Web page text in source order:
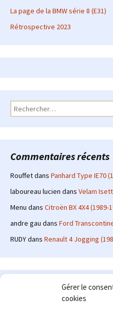
Gérer le
cookies
La page de la BMW série 8 (E31)
Rétrospective 2023
Rechercher :
Commentaires récents
Rouffetdans Panhard Type IE70
laboureau lucien dans Velam
Menu dans Citroën BX 4X4 (1989-
andre gau dans Ford
RUDYdans Renault 4 Jogging
Le site en quelques
: passionné